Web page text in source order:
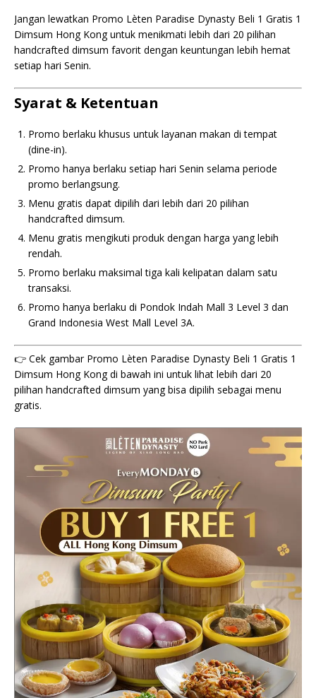
Jangan lewatkan Promo Lèten Paradise Dynasty Beli 1 Gratis 1
Dimsum Hong Kong untuk menikmati lebih dari 20 pilihan
handcrafted dimsum favorit dengan keuntungan lebih hemat
setiap hari Senin.
Syarat & Ketentuan
Promo berlaku khusus untuk layanan makan di tempat
(dine-in).
Promo hanya berlaku setiap hari Senin selama periode
promo berlangsung.
Menu gratis dapat dipilih dari lebih dari 20 pilihan
handcrafted dimsum.
Menu gratis mengikuti produk dengan harga yang lebih
rendah.
Promo berlaku maksimal tiga kali kelipatan dalam satu
transaksi.
Promo hanya berlaku di Pondok Indah Mall 3 Level 3 dan
Grand Indonesia West Mall Level 3A.
👉 Cek gambar Promo Lèten Paradise Dynasty Beli 1 Gratis 1
Dimsum Hong Kong di bawah ini untuk lihat lebih dari 20
pilihan handcrafted dimsum yang bisa dipilih sebagai menu
gratis.